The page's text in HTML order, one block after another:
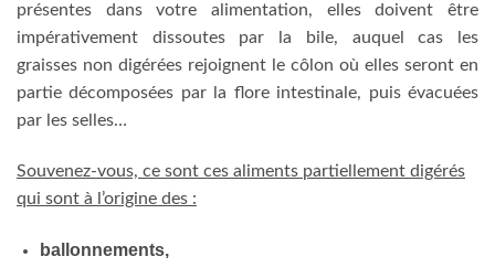
présentes dans votre alimentation, elles doivent être
impérativement dissoutes par la bile, auquel cas les
graisses non digérées rejoignent le côlon où elles seront en
partie décomposées par la flore intestinale, puis évacuées
par les selles…
Souvenez-vous, ce sont ces aliments partiellement digérés
qui sont à l’origine des :
ballonnements,